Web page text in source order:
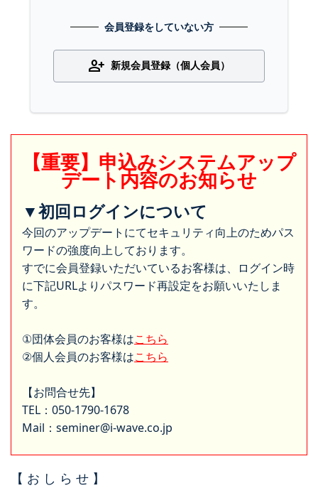
会員登録をしていない方
person_add 新規会員登録（個人会員）
【重要】申込みシステムアップ
デート内容のお知らせ
▼初回ログインについて
今回のアップデートにてセキュリティ向上のためパス
ワードの強度向上しております。
すでに会員登録いただいているお客様は、ログイン時
に下記URLよりパスワード再設定をお願いいたしま
す。
①団体会員のお客様はこちら
②個人会員のお客様はこちら
【お問合せ先】
TEL：050-1790-1678
Mail：seminer@i-wave.co.jp
【 お し ら せ 】